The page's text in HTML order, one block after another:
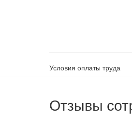
Условия оплаты труда
Отзывы